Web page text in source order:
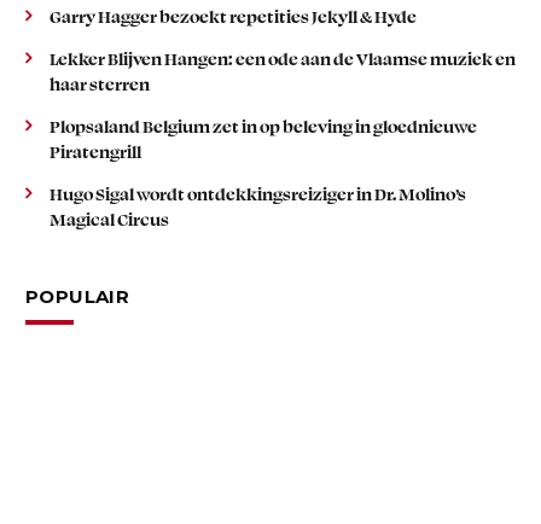
Garry Hagger bezoekt repetities Jekyll & Hyde
Lekker Blijven Hangen: een ode aan de Vlaamse muziek en
haar sterren
Plopsaland Belgium zet in op beleving in gloednieuwe
Piratengrill
Hugo Sigal wordt ontdekkingsreiziger in Dr. Molino’s
Magical Circus
POPULAIR